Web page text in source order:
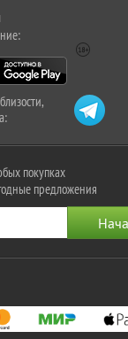
покупках
предложения